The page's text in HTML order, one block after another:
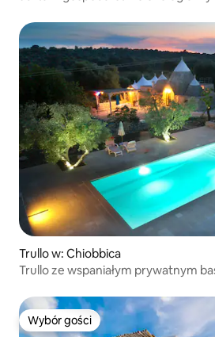
Trullo w: Chiobbica
Trullo ze wspaniałym prywatnym
Wybór gości
Wybór gości